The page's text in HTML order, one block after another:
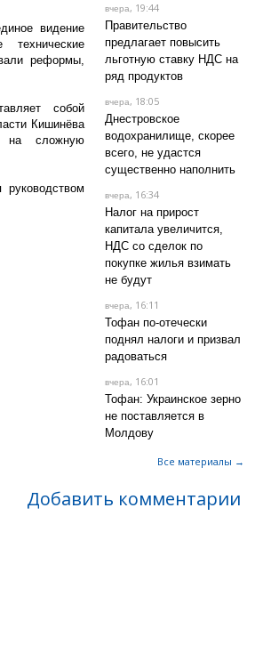
видение
реформы,
собой
Кишинёва
на сложную
вчера, 19:44
Правительство
предлагает повысить
льготную ставку НДС на
ряд продуктов
вчера, 18:05
Днестровское
водохранилище, скорее
всего, не удастся
существенно наполнить
вчера, 16:34
Налог на прирост
капитала увеличится,
НДС со сделок по
покупке жилья взимать
не будут
вчера, 16:11
Тофан по-отечески
поднял налоги и призвал
радоваться
вчера, 16:01
Тофан: Украинское зерно
не поставляется в
Молдову
Все материалы →
Добавить комментарии